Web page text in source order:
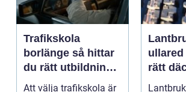
Trafikskola
borlänge så hittar
du rätt utbildning
till körkortet
Att välja trafikskola är
ullared så väljer du
rätt